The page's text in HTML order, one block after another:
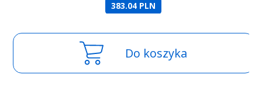
383.04 PLN
Do koszyka